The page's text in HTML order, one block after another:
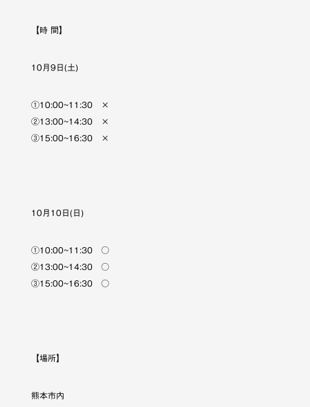
【時 間】
10月9日(土)
①10:00~11:30 ×
②13:00~14:30 ×
③15:00~16:30 ×
10月10日(日)
①10:00~11:30 ○
②13:00~14:30 ○
③15:00~16:30 ○
【場所】
熊本市内